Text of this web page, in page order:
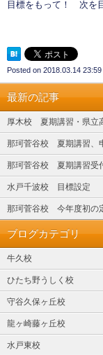
目標をもって！ 次を
Posted on 2018.03.14 23:59
最新の記事
厚木校 夏期講習・県立
那珂菅谷校 夏期講習、
那珂菅谷校 夏期講習受
水戸千波校 目標設定
那珂菅谷校 今年度初の
ブログカテゴリ
牛久校
ひたち野うしく校
守谷久保ヶ丘校
龍ヶ崎藤ヶ丘校
水戸東校